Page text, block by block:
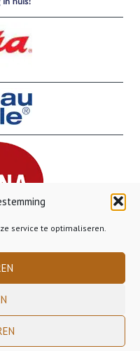
service te optimaliseren.
vanaf €85,00